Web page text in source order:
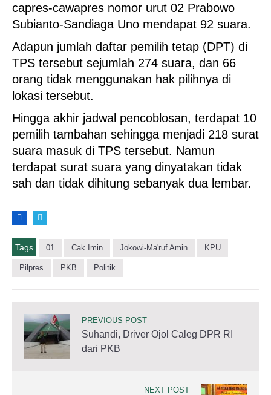
capres-cawapres nomor urut 02 Prabowo
Subianto-Sandiaga Uno mendapat 92 suara.
Adapun jumlah daftar pemilih tetap (DPT) di
TPS tersebut sejumlah 274 suara, dan 66
orang tidak menggunakan hak pilihnya di
lokasi tersebut.
Hingga akhir jadwal pencoblosan, terdapat 10
pemilih tambahan sehingga menjadi 218 surat
suara masuk di TPS tersebut. Namun
terdapat surat suara yang dinyatakan tidak
sah dan tidak dihitung sebanyak dua lembar.
Tags 01 Cak Imin Jokowi-Ma'ruf Amin KPU
Pilpres PKB Politik
PREVIOUS POST
Suhandi, Driver Ojol Caleg DPR RI
dari PKB
NEXT POST